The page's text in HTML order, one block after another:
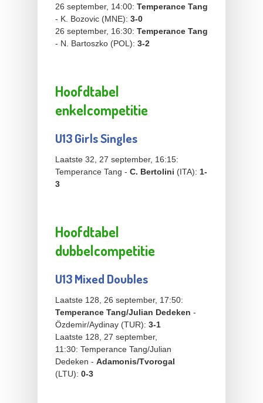
26 september, 14:00: Temperance Tang
- K. Bozovic (MNE): 3-0
26 september, 16:30: Temperance Tang
- N. Bartoszko (POL): 3-2
Hoofdtabel
enkelcompetitie
U13 Girls Singles
Laatste 32, 27 september, 16:15:
Temperance Tang - C. Bertolini (ITA): 1-
3
Hoofdtabel
dubbelcompetitie
U13 Mixed Doubles
Laatste 128, 26 september, 17:50:
Temperance Tang/Julian Dedeken -
Özdemir/Aydinay (TUR): 3-1
Laatste 128, 27 september,
11:30: Temperance Tang/Julian
Dedeken - Adamonis/Tvorogal
(LTU): 0-3